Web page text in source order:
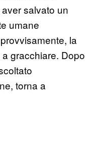
salvato un
umane
la
gracchiare. Dopo
torna a